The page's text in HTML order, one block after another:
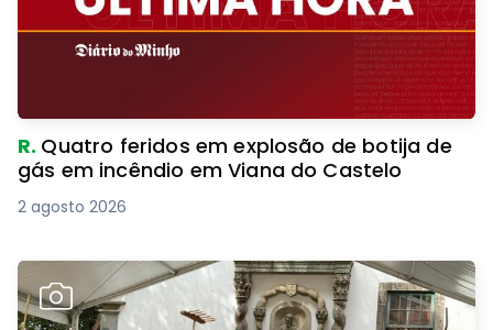
R. Quatro feridos em explosão de botija de
gás em incêndio em Viana do Castelo
2 agosto 2026